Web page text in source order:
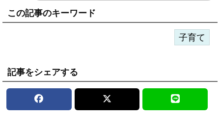
この記事のキーワード
子育て
記事をシェアする